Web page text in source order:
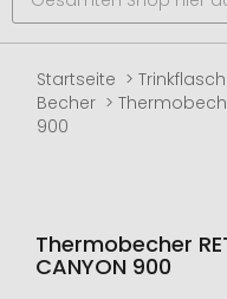
Startseite
Becher
900
Thermobecher
CANYON 900